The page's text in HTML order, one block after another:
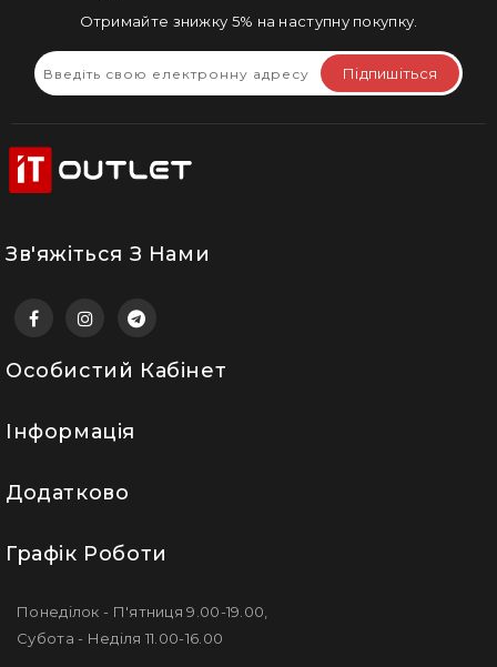
Отримайте знижку 5% на наступну покупку.
Підпишіться
Зв'яжіться З Нами
Особистий Кабінет
Інформація
Додатково
Графік Роботи
Понеділок - П'ятниця 9.00-19.00,
Субота - Неділя 11.00-16.00